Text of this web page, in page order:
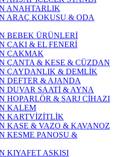
ANAHTARLIK
ARAÇ KOKUSU & ODA
BEBEK ÜRÜNLERİ
ÇAKI & EL FENERİ
ÇAKMAK
ÇANTA & KESE & CÜZDAN
ÇAYDANLIK & DEMLİK
DEFTER & AJANDA
DUVAR SAATİ & AYNA
HOPARLÖR & SARJ CİHAZI
KALEM
KARTVİZİTLİK
KASE & VAZO & KAVANOZ
KESME PANOSU &
KIYAFET ASKISI